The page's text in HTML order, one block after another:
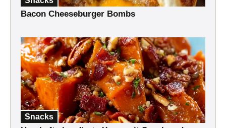
Bacon Cheeseburger Bombs
Snacks